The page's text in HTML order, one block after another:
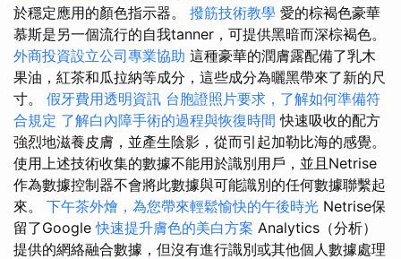
於穩定應用的顏色指示器。 撥筋技術教學 愛的棕褐色豪華
慕斯是另一個流行的自我tanner，可提供黑暗而深棕褐色。
外商投資設立公司專業協助 這種豪華的潤膚露配備了乳木
果油，紅茶和瓜拉納等成分，這些成分為曬黑帶來了新的尺
寸。 假牙費用透明資訊 台胞證照片要求，了解如何準備符
合規定 了解白內障手術的過程與恢復時間 快速吸收的配方
強烈地滋養皮膚，並產生陰影，從而引起加勒比海的感覺。
使用上述技術收集的數據不能用於識別用戶，並且Netrise
作為數據控制器不會將此數據與可能識別的任何數據聯繫起
來。 下午茶外燴，為您帶來輕鬆愉快的午後時光 Netrise保
留了Google快速提升膚色的美白方案 Analytics（分析）
提供的網絡融合數據，但沒有進行識別或其他個人數據處理